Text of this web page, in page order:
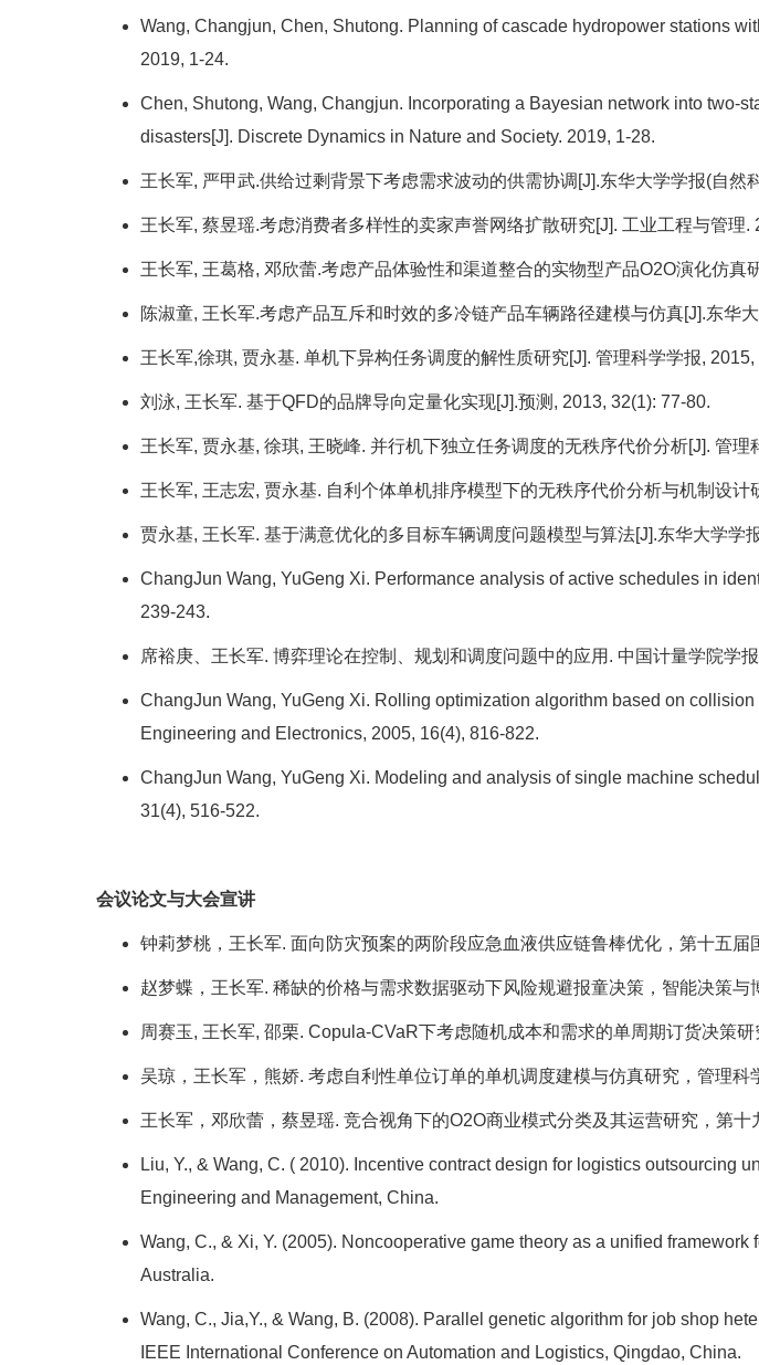
Wang, Changjun, Chen, Shutong. Planning of cascade hydropower stations
2019, 1-24.
Chen, Shutong, Wang, Changjun. Incorporating a Bayesian network into two-
disasters[J]. Discrete Dynamics in Nature and Society. 2019, 1-28.
王长军, 严甲武.供给过剩背景下考虑需求波动的供需协调[J].东华大学学报(自然
王长军, 蔡昱瑶.考虑消费者多样性的卖家声誉网络扩散研究[J]. 工业工程与管理.
王长军, 王葛格, 邓欣蕾.考虑产品体验性和渠道整合的实物型产品O2O演化仿真
陈淑童, 王长军.考虑产品互斥和时效的多冷链产品车辆路径建模与仿真[J].东华
王长军,徐琪, 贾永基. 单机下异构任务调度的解性质研究[J]. 管理科学学报, 2015,
刘泳, 王长军. 基于QFD的品牌导向定量化实现[J].预测, 2013, 32(1): 77-80.
王长军, 贾永基, 徐琪, 王晓峰. 并行机下独立任务调度的无秩序代价分析[J]. 管理
王长军, 王志宏, 贾永基. 自利个体单机排序模型下的无秩序代价分析与机制设
贾永基, 王长军. 基于满意优化的多目标车辆调度问题模型与算法[J].东华大学学
ChangJun Wang, YuGeng Xi. Performance analysis of active schedules in
239-243.
席裕庚、王长军. 博弈理论在控制、规划和调度问题中的应用. 中国计量学院学
ChangJun Wang, YuGeng Xi. Rolling optimization algorithm based on
Engineering and Electronics, 2005, 16(4), 816-822.
ChangJun Wang, YuGeng Xi. Modeling and analysis of single machine
31(4), 516-522.
会议论文与大会宣讲
钟莉梦桃，王长军. 面向防灾预案的两阶段应急血液供应链鲁棒优化，第十五
赵梦蝶，王长军. 稀缺的价格与需求数据驱动下风险规避报童决策，智能决策
周赛玉, 王长军, 邵栗. Copula-CVaR下考虑随机成本和需求的单周期订货决策
吴琼，王长军，熊娇. 考虑自利性单位订单的单机调度建模与仿真研究，管理科
王长军，邓欣蕾，蔡昱瑶. 竞合视角下的O2O商业模式分类及其运营研究，第
Liu, Y., & Wang, C. ( 2010). Incentive contract design for logistics
Engineering and Management, China.
Wang, C., & Xi, Y. (2005). Noncooperative game theory as a unified
Australia.
Wang, C., Jia,Y., & Wang, B. (2008). Parallel genetic algorithm for job shop
IEEE International Conference on Automation and Logistics, Qingdao, China.